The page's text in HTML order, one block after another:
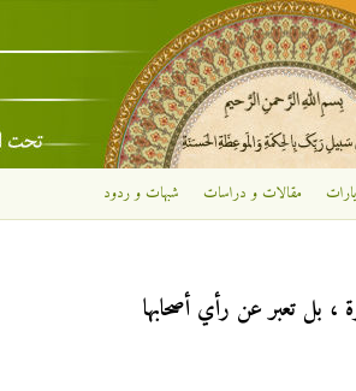
المحتوى الرئيسي
مقالات و دراسات شبهات و ردود
، بل تعبر عن رأي أصحابها